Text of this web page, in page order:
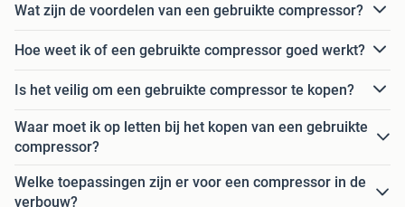
Wat zijn de voordelen van een gebruikte compressor?
Hoe weet ik of een gebruikte compressor goed werkt?
Is het veilig om een gebruikte compressor te kopen?
Waar moet ik op letten bij het kopen van een gebruikte
compressor?
Welke toepassingen zijn er voor een compressor in de
verbouw?